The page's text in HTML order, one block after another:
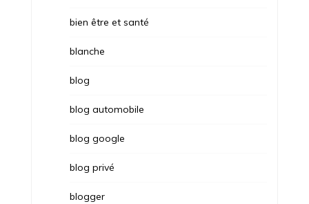
bien être et santé
blanche
blog
blog automobile
blog google
blog privé
blogger